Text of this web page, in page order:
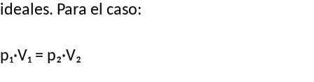
ideales. Para el caso:
p₁·V₁ = p₂·V₂